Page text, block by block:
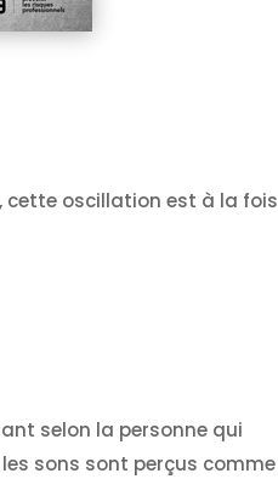
cette oscillation est à la fois
selon la personne qui
sons sont perçus comme